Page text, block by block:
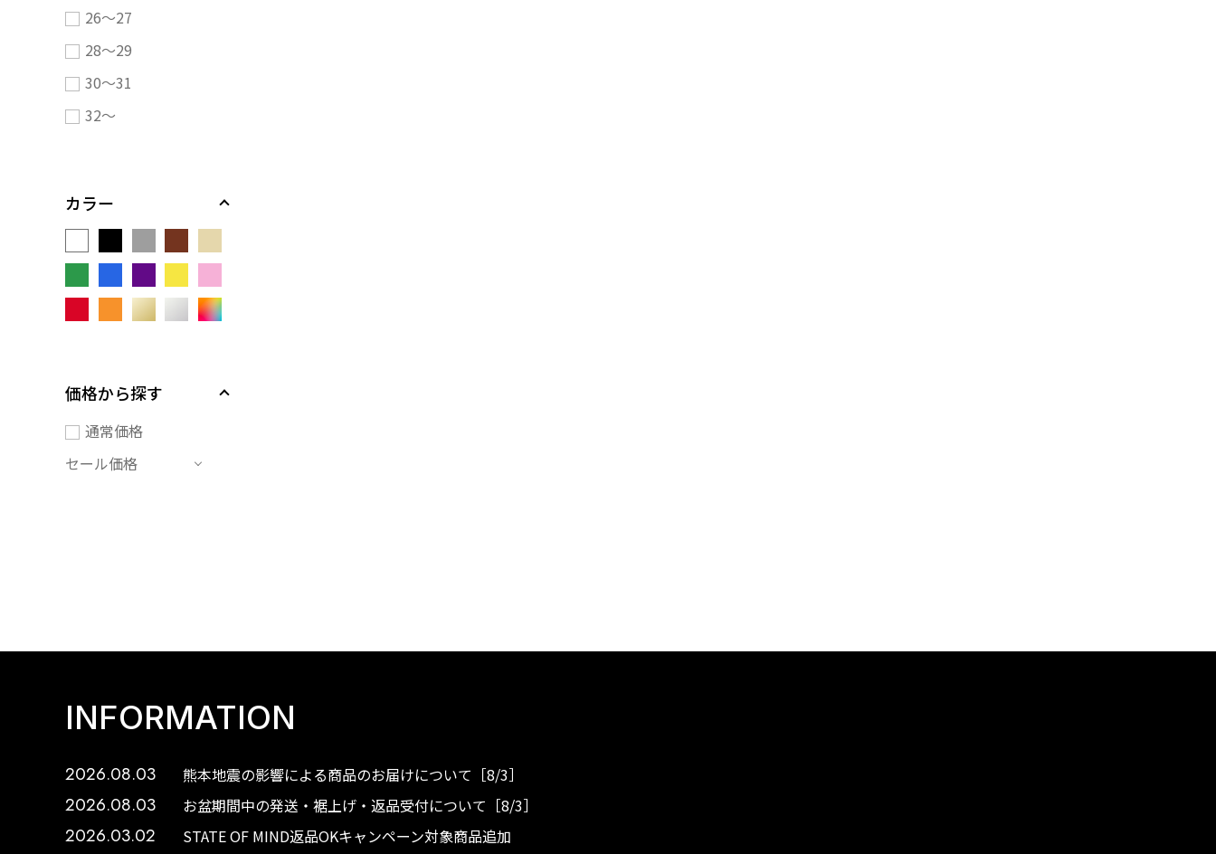
26～27
28～29
30～31
32～
カラー
価格から探す
通常価格
セール価格
INFORMATION
2026.08.03 熊本地震の影響による商品のお届けについて［8/3］
2026.08.03 お盆期間中の発送・裾上げ・返品受付について［8/3］
2026.03.02 STATE OF MIND返品OKキャンペーン対象商品追加